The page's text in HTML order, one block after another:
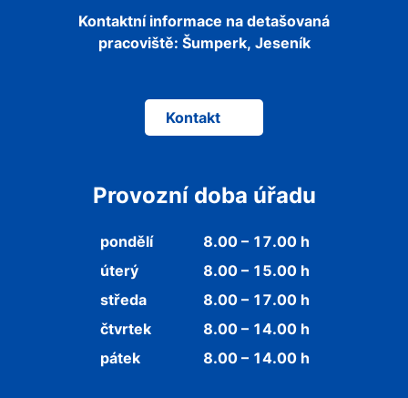
Kontaktní informace na detašovaná
pracoviště: Šumperk, Jeseník
Kontakt
Provozní doba úřadu
pondělí
8.00 – 17.00 h
úterý
8.00 – 15.00 h
středa
8.00 – 17.00 h
čtvrtek
8.00 – 14.00 h
pátek
8.00 – 14.00 h